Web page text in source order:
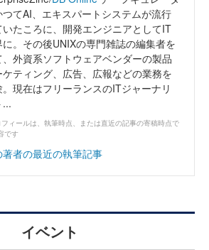
つてAI、エキスパートシステムが流行
いたころに、開発エンジニアとしてIT
に。その後UNIXの専門雑誌の編集者を
、外資系ソフトウェアベンダーの製品
ケティング、広告、広報などの業務を
。現在はフリーランスのITジャーナリ
...
ィールは、執筆時点、または直近の記事の寄稿時点で
です
著者の最近の執筆記事
イベント